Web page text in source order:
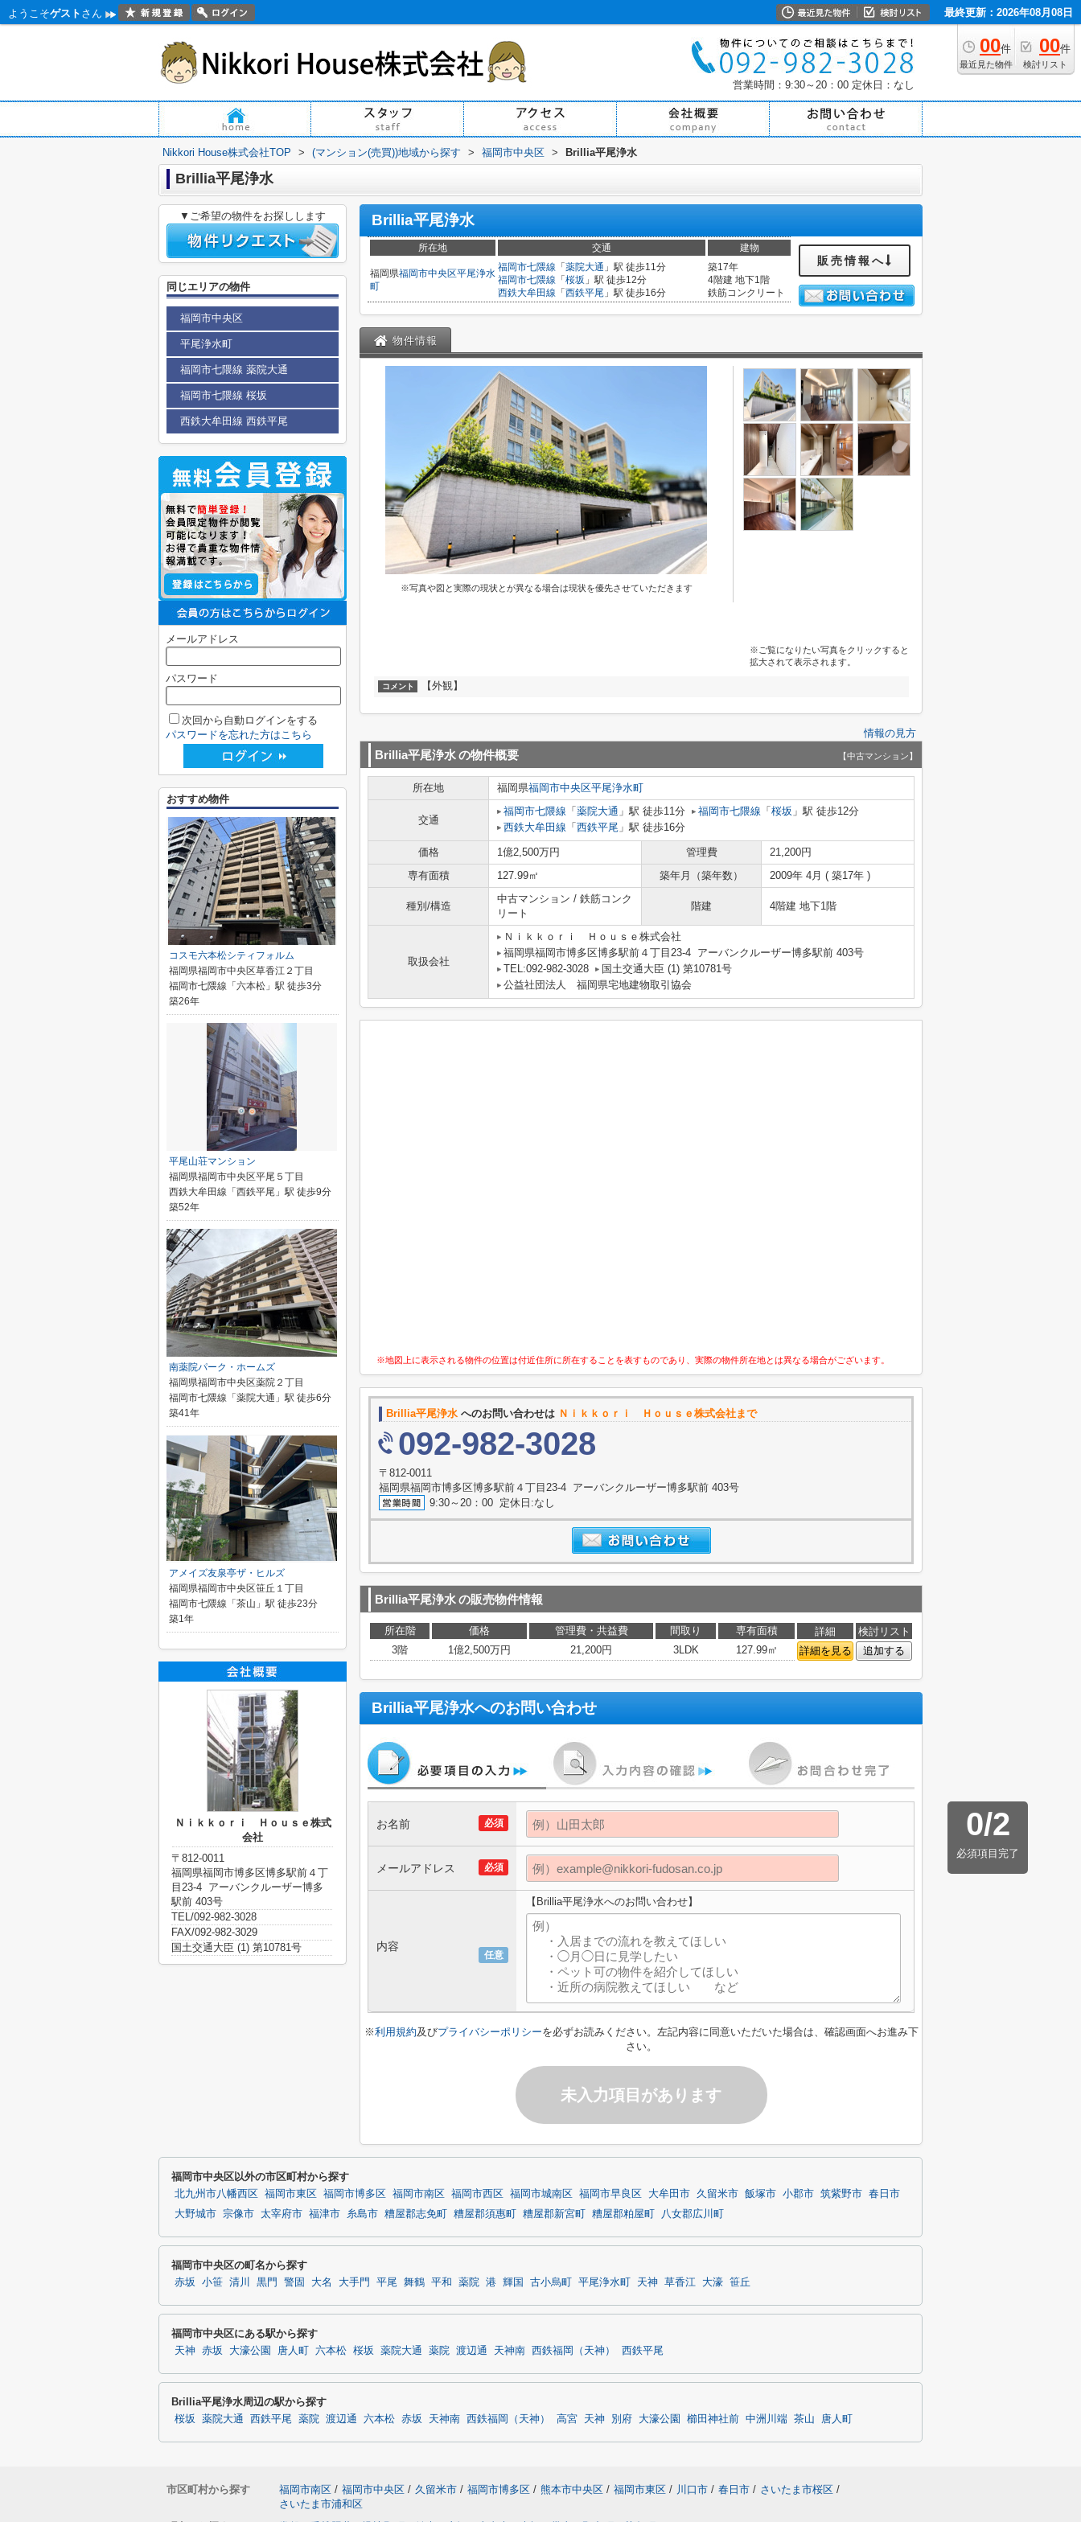
ようこそゲスト さん 最終更新：2026年08月08日
00件
最近見た物件
00件
検討リスト
営業時間：9:30～20：00 定休日：なし
Nikkori House株式会社TOP > (マンション(売買))地域から探す > 福岡市中央区 > Brillia平尾浄水
Brillia平尾浄水
Brillia平尾浄水
所在地 交通 建物
福岡県福岡市中央区平尾浄水
町
福岡市七隈線 「 薬院大通 」駅 徒歩11分
福岡市七隈線 「 桜坂 」駅 徒歩12分
西鉄大牟田線 「 西鉄平尾 」駅 徒歩16分
築17年
4階建 地下1階
鉄筋コンクリート
販売情報へ
物件情報
※写真や図と実際の現状とが異なる場合は現状を優先させていただきます
※ご覧になりたい写真をクリックすると
拡大されて表示されます。
コメント 【外観】
情報の見方
Brillia平尾浄水の物件概要 【中古マンション】
所在地 福岡県福岡市中央区平尾浄水町
交通
福岡市七隈線 「 薬院大通 」駅 徒歩11分 福岡市七隈線 「 桜坂 」駅 徒歩12分
西鉄大牟田線 「 西鉄平尾 」駅 徒歩16分
価格 1億2,500万円 管理費
21,200円
専有面積
127.99㎡ 築年月（築年数） 2009年 4月 ( 築17年 )
種別/構造
中古マンション / 鉄筋コンク
リート
階建 4階建 地下1階
取扱会社
Ｎｉｋｋｏｒｉ Ｈｏｕｓｅ株式会社
福岡県福岡市博多区博多駅前４丁目23-4 アーバンクルーザー博多駅前 403号
TEL:092-982-3028
国土交通大臣 (1) 第10781号
公益社団法人 福岡県宅地建物取引協会
※地図上に表示される物件の位置は付近住所に所在することを表すものであり、実際の物件所在地とは異なる場合がございます。
Brillia平尾浄水 へのお問い合わせは Ｎｉｋｋｏｒｉ Ｈｏｕｓｅ株式会社まで
092-982-3028
〒812-0011
福岡県福岡市博多区博多駅前４丁目23-4 アーバンクルーザー博多駅前 403号
9:30～20：00 定休日:なし
Brillia平尾浄水の販売物件情報
所在階 価格 管理費・共益費 間取り 専有面積 詳細
検討リスト
3階
1億2,500万円 21,200円 3LDK 127.99㎡ 詳細を見る 追加する
Brillia平尾浄水へのお問い合わせ
0/2
必須項目完了
必須
お名前
必須
メールアドレス
任意
内容
【Brillia平尾浄水へのお問い合わせ】
※利用規約及びプライバシーポリシーを必ずお読みください。左記内容に同意いただいた場合は、確認画面へお進み下
さい。
未入力項目があります
▼ご希望の物件をお探しします
同じエリアの物件
福岡市中央区
平尾浄水町
福岡市七隈線 薬院大通
福岡市七隈線 桜坂
西鉄大牟田線 西鉄平尾
メールアドレス
パスワード
次回から自動ログインをする
パスワードを忘れた方はこちら
おすすめ物件
コスモ六本松シティフォルム
福岡県福岡市中央区草香江２丁目
福岡市七隈線「六本松」駅 徒歩3分
築26年
平尾山荘マンション
福岡県福岡市中央区平尾５丁目
西鉄大牟田線「西鉄平尾」駅 徒歩9分
築52年
南薬院パーク・ホームズ
福岡県福岡市中央区薬院２丁目
福岡市七隈線「薬院大通」駅 徒歩6分
築41年
アメイズ友泉亭ザ・ヒルズ
福岡県福岡市中央区笹丘１丁目
福岡市七隈線「茶山」駅 徒歩23分
築1年
Ｎｉｋｋｏｒｉ Ｈｏｕｓｅ株式
会社
〒812-0011
福岡県福岡市博多区博多駅前４丁
目23-4 アーバンクルーザー博多
駅前 403号
TEL/092-982-3028
FAX/092-982-3029
国土交通大臣 (1) 第10781号
福岡市中央区以外の市区町村から探す
北九州市八幡西区 福岡市東区 福岡市博多区 福岡市南区 福岡市西区 福岡市城南区 福岡市早良区 大牟田市 久留米市 飯塚市 小郡市 筑紫野市 春日市
大野城市 宗像市 太宰府市 福津市 糸島市 糟屋郡志免町 糟屋郡須惠町 糟屋郡新宮町 糟屋郡粕屋町 八女郡広川町
福岡市中央区の町名から探す
赤坂 小笹 清川 黒門 警固 大名 大手門 平尾 舞鶴 平和 薬院 港 輝国 古小烏町 平尾浄水町 天神 草香江 大濠 笹丘
福岡市中央区にある駅から探す
天神 赤坂 大濠公園 唐人町 六本松 桜坂 薬院大通 薬院 渡辺通 天神南 西鉄福岡（天神） 西鉄平尾
Brillia平尾浄水周辺の駅から探す
桜坂 薬院大通 西鉄平尾 薬院 渡辺通 六本松 赤坂 天神南 西鉄福岡（天神） 高宮 天神 別府 大濠公園 櫛田神社前 中洲川端 茶山 唐人町
市区町村から探す 福岡市南区 / 福岡市中央区 / 久留米市 / 福岡市博多区 / 熊本市中央区 / 福岡市東区 / 川口市 / 春日市 / さいたま市桜区 /
さいたま市浦和区